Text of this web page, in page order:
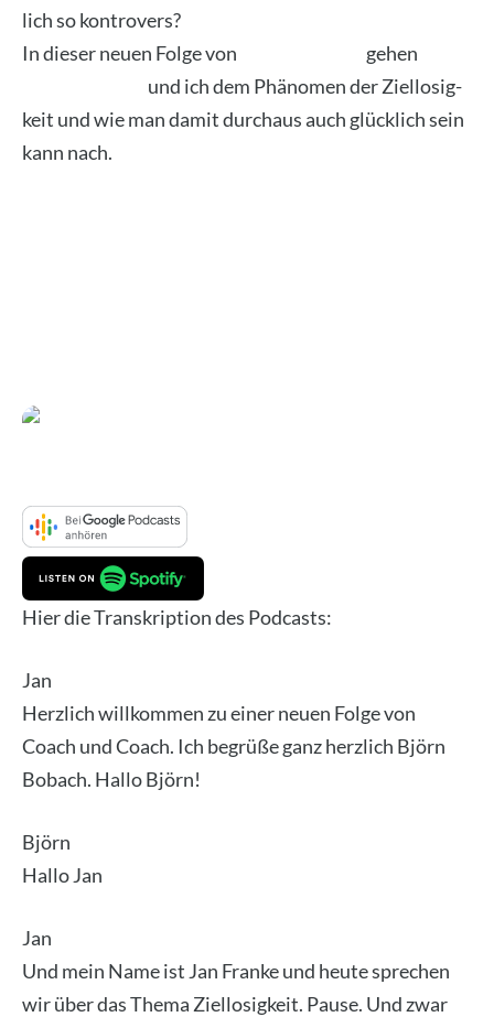
lich so kon­tro­vers?
In die­ser neu­en Fol­ge von
gehen
und ich dem Phä­no­men der Ziel­lo­sig­
keit und wie man damit durch­aus auch glück­lich sein
kann nach.
Hier die Tran­skrip­ti­on des Pod­casts:
Jan
Herz­lich will­kom­men zu einer neu­en Fol­ge von
Coach und Coach. Ich begrü­ße ganz herz­lich Björn
Bob­ach. Hal­lo Björn!
Björn
Hal­lo Jan
Jan
Und mein Name ist Jan Fran­ke und heu­te spre­chen
wir über das The­ma Ziel­lo­sig­keit. Pau­se. Und zwar